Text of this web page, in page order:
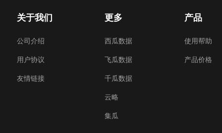
关于我们
公司介绍
用户协议
友情链接
更多
西瓜数据
飞瓜数据
千瓜数据
云略
集瓜
产品
使用帮助
产品价格